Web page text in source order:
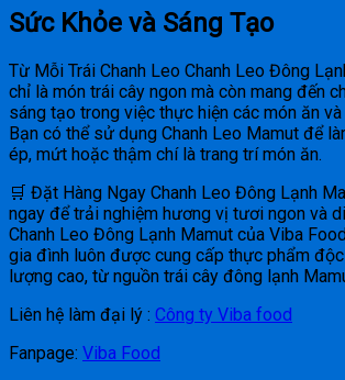
Sức Khỏe và Sáng Tạo
Từ Mỗi Trái Chanh Leo Chanh Leo Đông
chỉ là món trái cây ngon mà còn mang đến
sáng tạo trong việc thực hiện các món ăn
Bạn có thể sử dụng Chanh Leo Mamut để
ép, mứt hoặc thậm chí là trang trí món ăn.
🛒 Đặt Hàng Ngay Chanh Leo Đông Lạnh
ngay để trải nghiệm hương vị tươi ngon và
Chanh Leo Đông Lạnh Mamut của Viba
gia đình luôn được cung cấp thực phẩm
lượng cao, từ nguồn trái cây đông lạnh
Liên hệ làm đại lý : Công ty Viba food
Fanpage: Viba Food